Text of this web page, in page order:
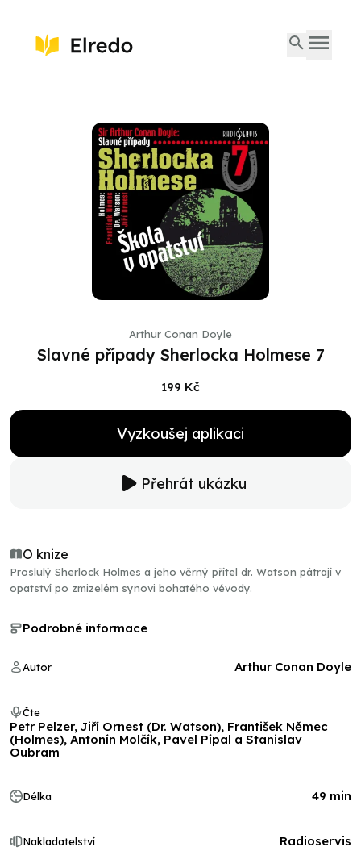
Arthur Conan Doyle
Slavné případy Sherlocka Holmese 7
199 Kč
Vyzkoušej aplikaci
Přehrát ukázku
O knize
Proslulý Sherlock Holmes a jeho věrný přítel dr. Watson pátrají v
opatství po zmizelém synovi bohatého vévody.
Podrobné informace
Autor Arthur Conan Doyle
Čte
Petr Pelzer, Jiří Ornest (Dr. Watson), František Němec
(Holmes), Antonín Molčík, Pavel Pípal a Stanislav
Oubram
Délka 49 min
Nakladatelství Radioservis